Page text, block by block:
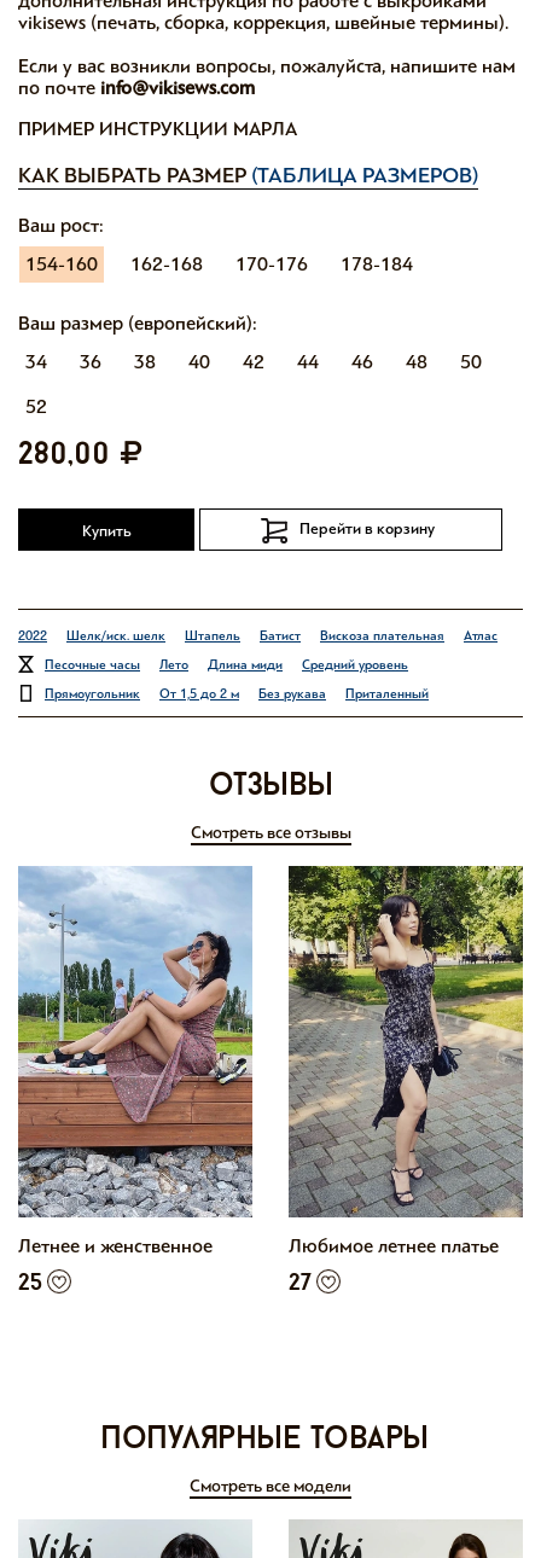
vikisews (печать, сборка, коррекция, швейные термины).
Если у вас возникли вопросы, пожалуйста, напишите нам
по почте info@vikisews.com
ПРИМЕР ИНСТРУКЦИИ МАРЛА
КАК ВЫБРАТЬ РАЗМЕР (ТАБЛИЦА РАЗМЕРОВ)
Ваш рост:
154-160
162-168 170-176 178-184
Ваш размер (европейский):
34
36 38 40 42 44 46 48
50
52
280,00
Купить Перейти в корзину
2022 Шелк/иск. шелк Штапель Батист Вискоза плательная
Атлас
Песочные часы
Лето Длина миди
Средний уровень
Прямоугольник
От 1,5 до 2 м Без рукава Приталенный
отзывы
Смотреть все отзывы
Летнее и женственное
25
Любимое летнее платье
27
Популярные товары
Смотреть все модели